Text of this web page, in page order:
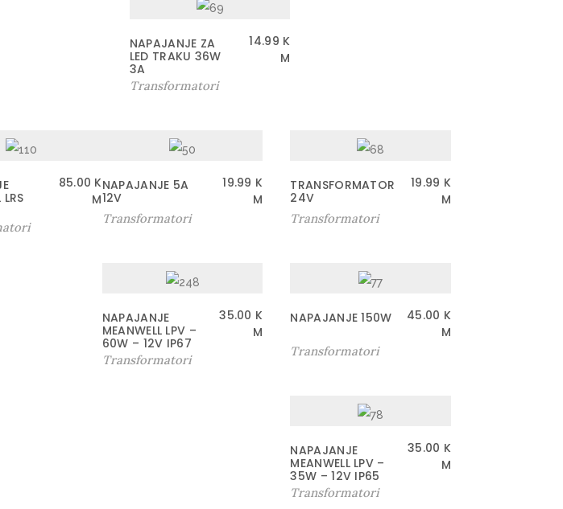
NAPAJANJE ZA
LED TRAKU 36W
3A
14.99 K
M
Transformatori
LRS
85.00 K
M
NAPAJANJE 5A
12V
19.99 K
M
Transformatori
TRANSFORMATOR
24V
19.99 K
M
Transformatori
NAPAJANJE
MEANWELL LPV –
60W – 12V IP67
35.00 K
M
Transformatori
NAPAJANJE 150W 45.00 K
M
Transformatori
NAPAJANJE
MEANWELL LPV –
35W – 12V IP65
35.00 K
M
Transformatori